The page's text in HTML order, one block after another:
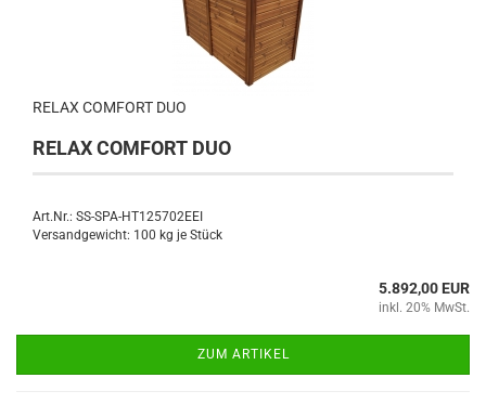
RELAX COMFORT DUO
RELAX COMFORT DUO
Art.Nr.: SS-SPA-HT125702EEI
Versandgewicht: 100 kg je Stück
5.892,00 EUR
inkl. 20% MwSt.
ZUM ARTIKEL